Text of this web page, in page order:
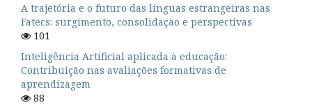
A trajetória e o futuro das línguas estrangeiras nas
Fatecs: surgimento, consolidação e perspectivas
101
Inteligência Artificial aplicada à educação:
Contribuição nas avaliações formativas de
aprendizagem
88